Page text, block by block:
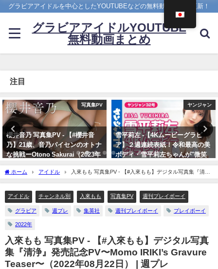
グラビアアイドルを中心としたYOUTUBEなどの無料動画を日々更新！
グラビアアイドルYOUTUBE
無料動画まとめ
注目
ヤンジャン
雪平莉左 -【4Kムービーグラビ
ア】２週連続表紙！令和最高の美
ボディ・雪平莉左ちゃんが"微笑
みの国"タイで魅せる女神の微笑
み！カラフルでビビッドな水着撮
影に最高画質で没入密着！【メイ
キング】（2023年07月06日） | ヤ
ンジャンTV【集英社ヤングジャ
ンプ公式】さんより
07/06/2023
4K UPSCALING CLUB
吉岡里帆(Riho Yoshioka)【4K】
（2022年10月19日） | 4K
UPSCALING CLUBさんより
ホーム アイドル
入來もも 写真集PV - 【#入來もも】デジタル写真集『清
浄』発売記念PV〜Momo IRIKI’s Gravure Teaser〜（2022年08月22日） | 週プレ
アイドル
チャンネル別 入來もも 写真集PV 週刊プレイボーイ
グラビア 週プレ 集英社 週刊プレイボーイ プレイボーイ
2022年
入來もも 写真集PV - 【#入來もも】デジタル写真
集『清浄』発売記念PV〜Momo IRIKI’s Gravure
Teaser〜（2022年08月22日） | 週プレ